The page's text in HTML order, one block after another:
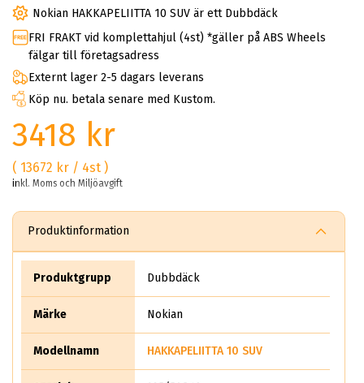
Nokian HAKKAPELIITTA 10 SUV är ett Dubbdäck
FRI FRAKT vid komplettahjul (4st) *gäller på ABS Wheels
fälgar till företagsadress
Externt lager 2-5 dagars leverans
Köp nu. betala senare med Kustom.
3418 kr
( 13672 kr / 4st )
inkl. Moms och Miljöavgift
Produktinformation
Produktgrupp Dubbdäck
Märke Nokian
Modellnamn HAKKAPELIITTA 10 SUV